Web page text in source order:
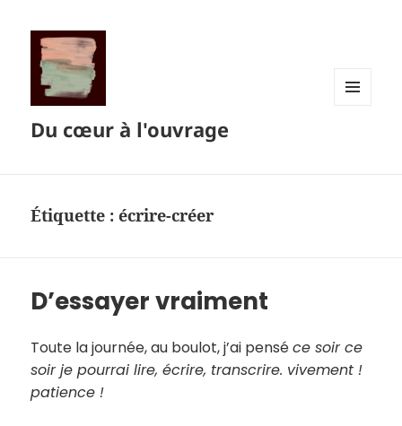
Du cœur à l'ouvrage
Étiquette :écrire-créer
D’essayer vraiment
Toute la journée, au boulot, j’ai penséce soir ce
soir je pourrai lire, écrire, transcrire. vivement !
patience !